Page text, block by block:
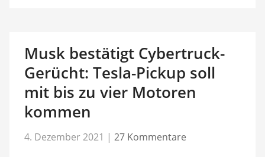
Musk bestätigt Cybertruck-
Gerücht: Tesla-Pickup soll
mit bis zu vier Motoren
kommen
4. Dezember 2021 | 27 Kommentare